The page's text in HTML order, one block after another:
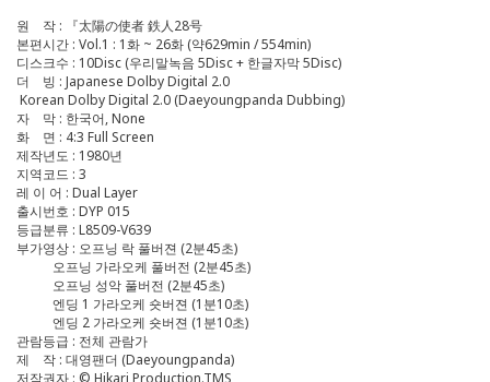
원 작 : 『太陽の使者 鉄人28号
본편시간 : Vol.1 : 1화 ~ 26화 (약629min / 554min)
디스크수 : 10Disc (우리말녹음 5Disc + 한글자막 5Disc)
더 빙 : Japanese Dolby Digital 2.0
Korean Dolby Digital 2.0 (Daeyoungpanda Dubbing)
자 막 : 한국어, None
화 면 : 4:3 Full Screen
제작년도 : 1980년
지역코드 : 3
레 이 어 : Dual Layer
출시번호 : DYP 015
등급분류 : L8509-V639
부가영상 : 오프닝 락 풀버젼 (2분45초)
오프닝 가라오케 풀버전 (2분45초)
오프닝 성악 풀버전 (2분45초)
엔딩 1 가라오케 숏버젼 (1분10초)
엔딩 2 가라오케 숏버젼 (1분10초)
관람등급 : 전체 관람가
제 작 : 대영팬더 (Daeyoungpanda)